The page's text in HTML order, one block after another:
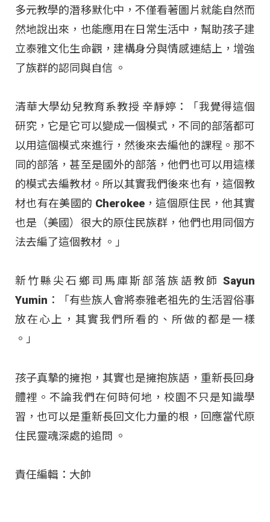
多元教學的潛移默化中，不僅看著圖片就能自然而
然地說出來，也能應用在日常生活中，幫助孩子建
立泰雅文化生命觀，建構身分與情感連結上，增強
了族群的認同與自信 。
清華大學幼兒教育系教授 辛靜婷：「我覺得這個
研究，它是它可以變成一個模式，不同的部落都可
以用這個模式來進行，然後來去編他的課程。那不
同的部落，甚至是國外的部落，他們也可以用這樣
的模式去編教材。所以其實我們後來也有，這個教
材也有在美國的 Cherokee，這個原住民，他其實
也是（美國）很大的原住民族群，他們也用同個方
法去編了這個教材 。」
新竹縣尖石鄉司馬庫斯部落族語教師 Sayun
Yumin：「有些族人會將泰雅老祖先的生活習俗事
放在心上，其實我們所看的、所做的都是一樣
。」
孩子真摯的擁抱，其實也是擁抱族語，重新長回身
體裡。不論我們在何時何地，校園不只是知識學
習，也可以是重新長回文化力量的根，回應當代原
住民靈魂深處的追問 。
責任編輯：大帥